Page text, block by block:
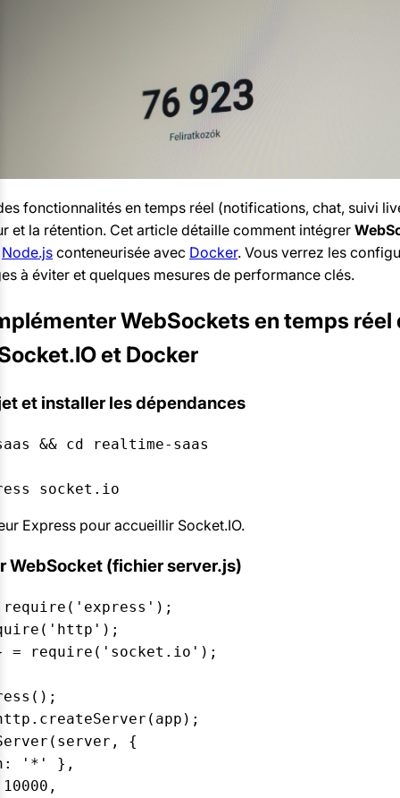
fonctionnalités en temps réel (notifications, chat, suivi
et la rétention. Cet article détaille comment intégrer
Node.js conteneurisée avec Docker. Vous verrez les
à éviter et quelques mesures de performance clés.
WebSockets en temps réel
et Docker
et installer les dépendances
&& cd realtime-saas
socket.io
Express pour accueillir Socket.IO.
WebSocket (fichier server.js)
require('express');
= require('socket.io');
{
'*' },